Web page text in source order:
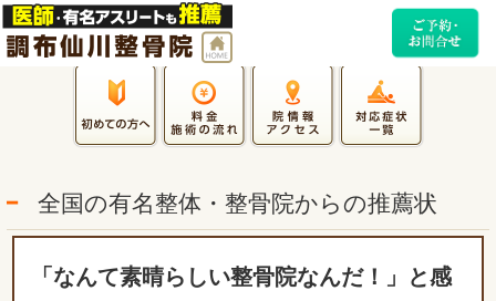
全国の有名整体・整骨院からの推薦状
「なんて素晴らしい整骨院なんだ！」と感